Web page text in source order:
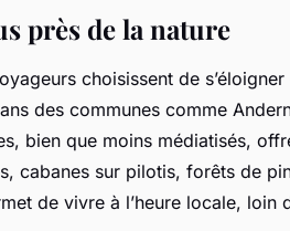
près de la nature
choisissent de
des communes comme
bien que moins médiatisés,
cabanes sur pilotis, forêts de
de vivre à l’heure locale,